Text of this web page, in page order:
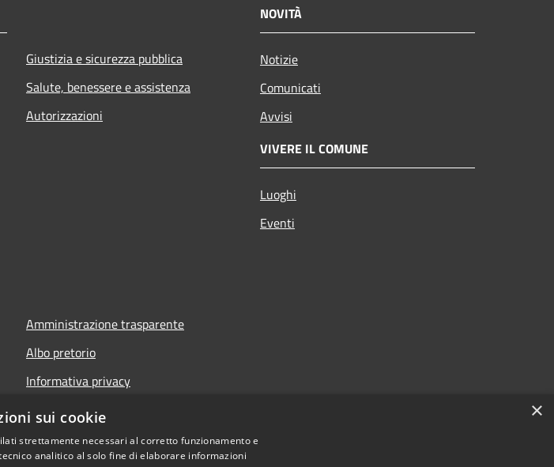
Giustizia e sicurezza pubblica
Salute, benessere e assistenza
Autorizzazioni
NOVITÀ
Notizie
Comunicati
Avvisi
VIVERE IL COMUNE
Luoghi
Eventi
Amministrazione trasparente
Albo pretorio
Informativa privacy
Note legali
Dichiarazione di accessibilità
×
sui cookie
strettamente necessari al corretto funzionamento e
analitico al solo fine di elaborare informazioni